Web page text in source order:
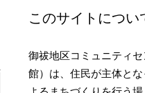
このサイトについ
御祓地区コミュニティ
館）は、住民が主体と